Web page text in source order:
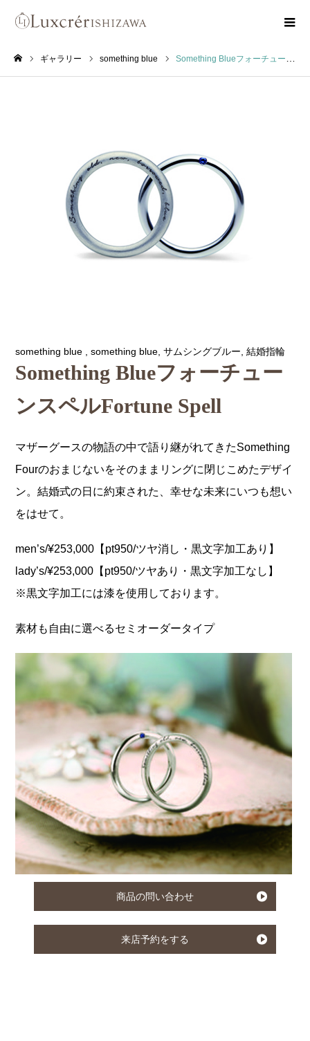
ギャラリー something blue Something BlueフォーチューンスペルFortune Spell
something blue ,something blue ,サムシングブルー ,結婚指輪
Something Blueフォーチュー
ンスペルFortune Spell
マザーグースの物語の中で語り継がれてきたSomething
Fourのおまじないをそのままリングに閉じこめたデザイ
ン。結婚式の日に約束された、幸せな未来にいつも想い
をはせて。
men’s/¥253,000【pt950/ツヤ消し・黒文字加工あり】
lady’s/¥253,000【pt950/ツヤあり・黒文字加工なし】
※黒文字加工には漆を使用しております。
素材も自由に選べるセミオーダータイプ
商品の問い合わせ
来店予約をする